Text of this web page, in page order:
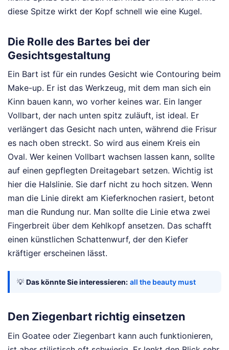
diese Spitze wirkt der Kopf schnell wie eine Kugel.
Die Rolle des Bartes bei der
Gesichtsgestaltung
Ein Bart ist für ein rundes Gesicht wie Contouring beim
Make-up. Er ist das Werkzeug, mit dem man sich ein
Kinn bauen kann, wo vorher keines war. Ein langer
Vollbart, der nach unten spitz zuläuft, ist ideal. Er
verlängert das Gesicht nach unten, während die Frisur
es nach oben streckt. So wird aus einem Kreis ein
Oval. Wer keinen Vollbart wachsen lassen kann, sollte
auf einen gepflegten Dreitagebart setzen. Wichtig ist
hier die Halslinie. Sie darf nicht zu hoch sitzen. Wenn
man die Linie direkt am Kieferknochen rasiert, betont
man die Rundung nur. Man sollte die Linie etwa zwei
Fingerbreit über dem Kehlkopf ansetzen. Das schafft
einen künstlichen Schattenwurf, der den Kiefer
kräftiger erscheinen lässt.
💡 Das könnte Sie interessieren: all the beauty must
Den Ziegenbart richtig einsetzen
Ein Goatee oder Ziegenbart kann auch funktionieren,